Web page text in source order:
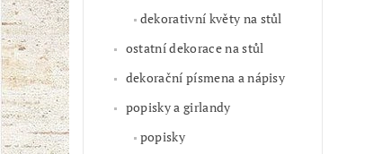
dekorativní květy na stůl
ostatní dekorace na stůl
dekorační písmena a nápisy
popisky a girlandy
popisky